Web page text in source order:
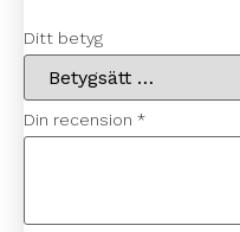
Ditt betyg
Din recension *